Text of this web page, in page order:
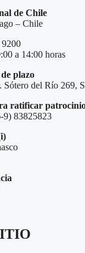
de Chile
– Chile
a 14:00 horas
plazo
Sótero del Río 269,
ratificar
9) 83825823